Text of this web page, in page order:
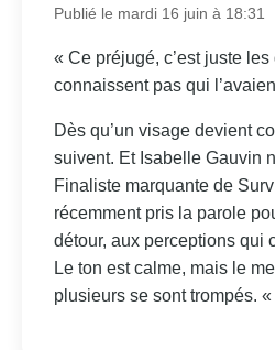
Publié le mardi 16 juin à 18:31
« Ce préjugé, c’est juste
connaissent pas qui
Dès qu’un visage devient
suivent. Et Isabelle Gauvin
Finaliste marquante de
récemment pris la parole
détour, aux perceptions qui
Le ton est calme, mais le
plusieurs se sont trompés.